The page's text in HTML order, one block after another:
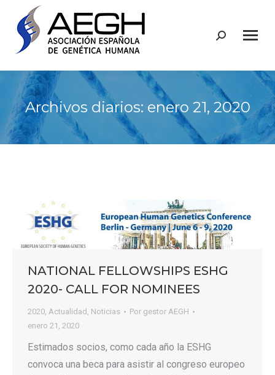
Buscar:
Archivos diarios: enero 21, 2020
NATIONAL FELLOWSHIPS ESHG
2020- CALL FOR NOMINEES
2020, Actualidad , Noticias Por gestor AEGH
enero 21, 2020
Estimados socios, como cada año la ESHG
convoca una beca para asistir al congreso europeo